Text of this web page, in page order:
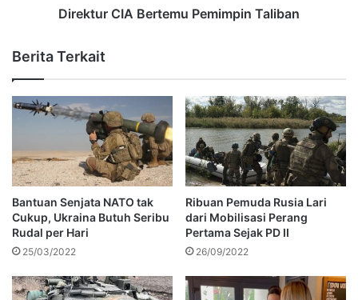
Direktur CIA Bertemu Pemimpin Taliban
Berita Terkait
Bantuan Senjata NATO tak
Cukup, Ukraina Butuh Seribu
Rudal per Hari
25/03/2022
Ribuan Pemuda Rusia Lari
dari Mobilisasi Perang
Pertama Sejak PD II
26/09/2022